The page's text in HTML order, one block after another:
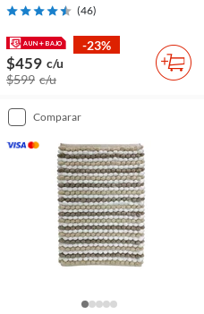
(46)
-23%
$459 c/u
$599 c/u
comparar